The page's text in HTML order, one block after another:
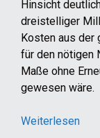
Hinsicht
dreistelliger
Kosten aus der
für den nötigen
Maße ohne
gewesen wäre.
Weiterlesen